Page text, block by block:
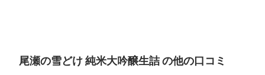
尾瀬の雪どけ 純米大吟醸生詰 の他の口コミ